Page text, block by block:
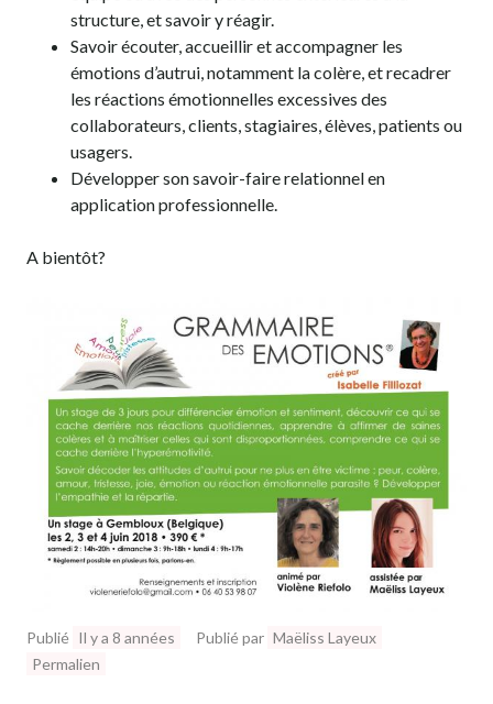
structure, et savoir y réagir.
Savoir écouter, accueillir et accompagner les
émotions d’autrui, notamment la colère, et recadrer
les réactions émotionnelles excessives des
collaborateurs, clients, stagiaires, élèves, patients ou
usagers.
Développer son savoir-faire relationnel en
application professionnelle.
A bientôt?
Publié Il y a 8 années Publié par Maëliss Layeux
Permalien